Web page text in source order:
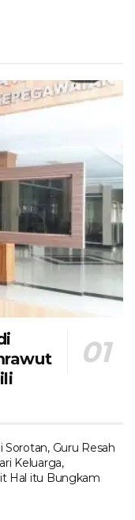
Sorotan, Guru Resah
Keluarga,
Hal itu Bungkam